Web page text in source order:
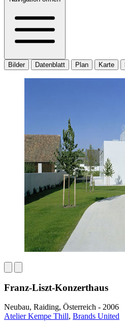
Bilder Datenblatt Plan Karte
Franz-Liszt-Konzerthaus
Neubau, Raiding, Österreich - 2006
Atelier Kempe Thill, Brands United